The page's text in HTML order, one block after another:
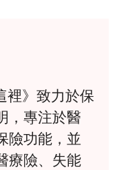
裡》致力於保
，專注於醫
險功能，並
療險、失能